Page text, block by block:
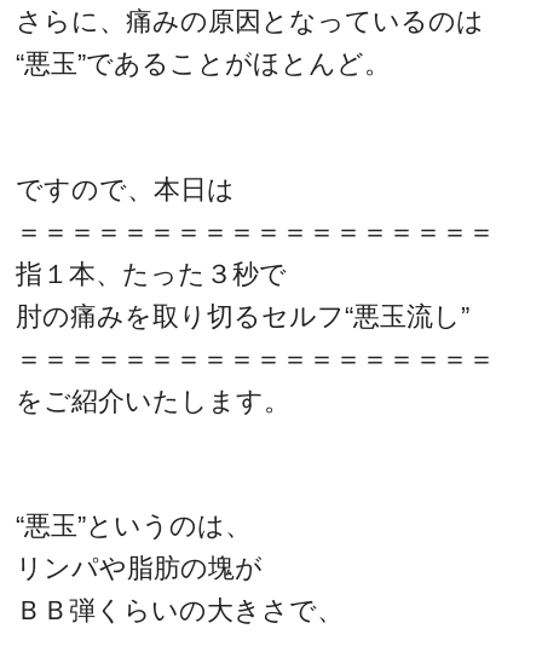
さらに、痛みの原因となっているのは
“悪玉”であることがほとんど。
ですので、本日は
＝＝＝＝＝＝＝＝＝＝＝＝＝＝＝＝＝＝
指１本、たった３秒で
肘の痛みを取り切るセルフ“悪玉流し”
＝＝＝＝＝＝＝＝＝＝＝＝＝＝＝＝＝＝
をご紹介いたします。
“悪玉”というのは、
リンパや脂肪の塊が
ＢＢ弾くらいの大きさで、